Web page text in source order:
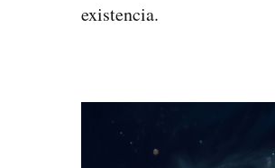
existencia.